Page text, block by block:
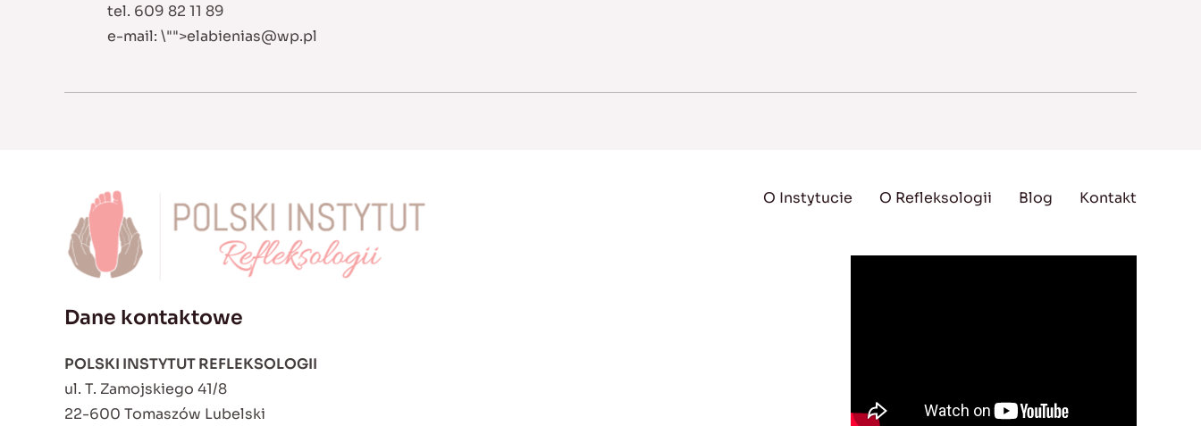
tel. 609 82 11 89
e-mail: \"">elabienias@wp.pl
Dane kontaktowe
POLSKI INSTYTUT REFLEKSOLOGII
ul. T. Zamojskiego 41/8
22-600 Tomaszów Lubelski
O Instytucie O Refleksologii Blog Kontakt